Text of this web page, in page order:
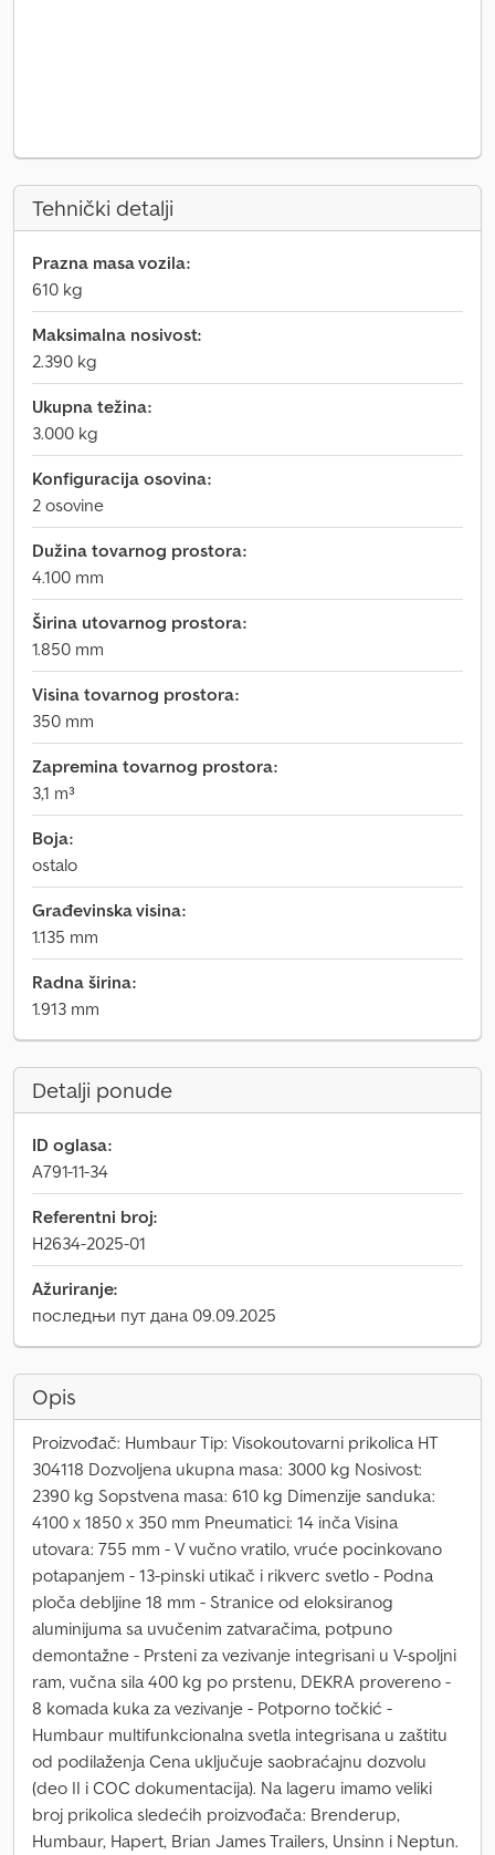
Tehnički detalji
Prazna masa vozila:
610 kg
Maksimalna nosivost:
2.390 kg
Ukupna težina:
3.000 kg
Konfiguracija osovina:
2 osovine
Dužina tovarnog prostora:
4.100 mm
Širina utovarnog prostora:
1.850 mm
Visina tovarnog prostora:
350 mm
Zapremina tovarnog prostora:
3,1 m³
Boja:
ostalo
Građevinska visina:
1.135 mm
Radna širina:
1.913 mm
Detalji ponude
ID oglasa:
A791-11-34
Referentni broj:
H2634-2025-01
Ažuriranje:
последњи пут дана 09.09.2025
Opis
Proizvođač: Humbaur Tip: Visokoutovarni prikolica HT
304118 Dozvoljena ukupna masa: 3000 kg Nosivost:
2390 kg Sopstvena masa: 610 kg Dimenzije sanduka:
4100 x 1850 x 350 mm Pneumatici: 14 inča Visina
utovara: 755 mm - V vučno vratilo, vruće pocinkovano
potapanjem - 13-pinski utikač i rikverc svetlo - Podna
ploča debljine 18 mm - Stranice od eloksiranog
aluminijuma sa uvučenim zatvaračima, potpuno
demontažne - Prsteni za vezivanje integrisani u V-spoljni
ram, vučna sila 400 kg po prstenu, DEKRA provereno -
8 komada kuka za vezivanje - Potporno točkić -
Humbaur multifunkcionalna svetla integrisana u zaštitu
od podilaženja Cena uključuje saobraćajnu dozvolu
(deo II i COC dokumentacija). Na lageru imamo veliki
broj prikolica sledećih proizvođača: Brenderup,
Humbaur, Hapert, Brian James Trailers, Unsinn i Neptun.